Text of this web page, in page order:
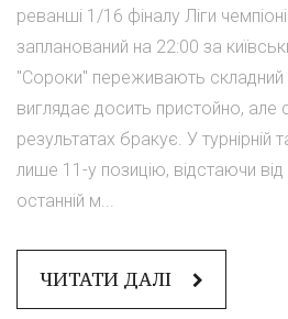
реванші 1/16 фіналу Ліги
запланований на 22:00 за
"Сороки" переживають складний
виглядає досить пристойно, але
результатах бракує. У
лише 11-у позицію, відстаючи від
останній м...
ЧИТАТИ ДАЛІ